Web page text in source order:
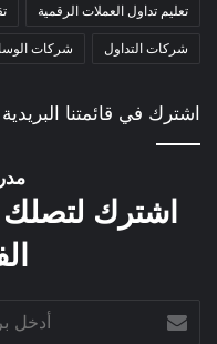
تعليم تداول العملات الرقمية
شركات التداول شركات
اشترك في قائمتنا البريدية
اشترك لتصلك
بريدك